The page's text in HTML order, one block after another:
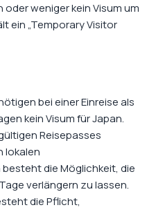
weniger kein Visum um
ein „Temporary Visitor
bei einer Einreise als
kein Visum für Japan.
Reisepasses
lokalen
die Möglichkeit, die
verlängern zu lassen.
die Pflicht,